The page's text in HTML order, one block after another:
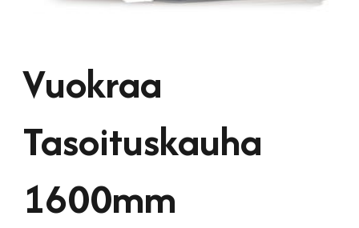
Vuokraa
Tasoituskauha
1600mm